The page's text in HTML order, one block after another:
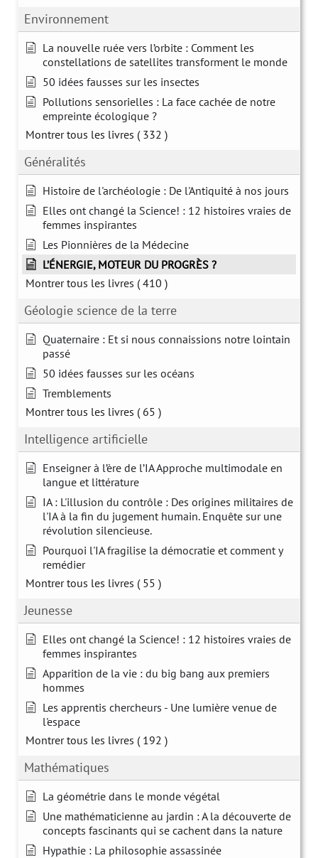
Environnement
La nouvelle ruée vers l’orbite : Comment les
constellations de satellites transforment le monde
50 idées fausses sur les insectes
Pollutions sensorielles : La face cachée de notre
empreinte écologique ?
Montrer tous les livres ( 332 )
Généralités
Histoire de l'archéologie : De l'Antiquité à nos jours
Elles ont changé la Science! : 12 histoires vraies de
femmes inspirantes
Les Pionnières de la Médecine
L’ÉNERGIE, MOTEUR DU PROGRÈS ?
Montrer tous les livres ( 410 )
Géologie science de la terre
Quaternaire : Et si nous connaissions notre lointain
passé
50 idées fausses sur les océans
Tremblements
Montrer tous les livres ( 65 )
Intelligence artificielle
Enseigner à l’ère de l’IA Approche multimodale en
langue et littérature
IA : L'illusion du contrôle : Des origines militaires de
l'IA à la fin du jugement humain. Enquête sur une
révolution silencieuse.
Pourquoi l'IA fragilise la démocratie et comment y
remédier
Montrer tous les livres ( 55 )
Jeunesse
Elles ont changé la Science! : 12 histoires vraies de
femmes inspirantes
Apparition de la vie : du big bang aux premiers
hommes
Les apprentis chercheurs - Une lumière venue de
l'espace
Montrer tous les livres ( 192 )
Mathématiques
La géométrie dans le monde végétal
Une mathématicienne au jardin : A la découverte de
concepts fascinants qui se cachent dans la nature
Hypathie : La philosophie assassinée